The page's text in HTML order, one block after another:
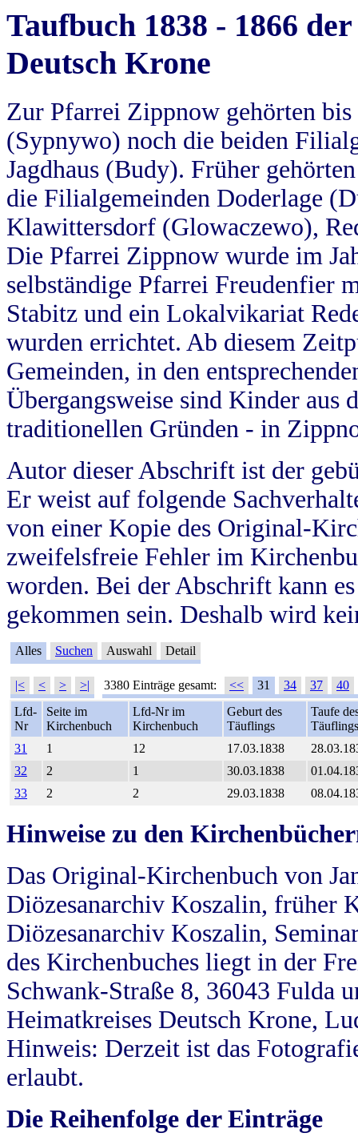
Taufbuch 1838 - 1866
Deutsch Krone
Zur Pfarrei Zippnow gehörten
(Sypnywo) noch die beiden
Jagdhaus (Budy). Früher
die Filialgemeinden Doderlage
Klawittersdorf (Glowaczewo),
Die Pfarrei Zippnow wurde im
selbständige Pfarrei Freudenfier
Stabitz und ein Lokalvikariat
wurden errichtet. Ab diesem
Gemeinden, in den
Übergangsweise sind Kinder aus
traditionellen Gründen - in
Autor dieser Abschrift ist der
Er weist auf folgende
von einer Kopie des Original-
zweifelsfreie Fehler im
worden. Bei der Abschrift kann
gekommen sein. Deshalb wird
Alles Suchen Auswahl Detail
|< < > >| 3380 Einträge gesamt: << 31 34 37
40
Lfd-
Nr
Seite im
Kirchenbuch
Lfd-Nr im
Kirchenbuch
Geburt des
Täuflings
Taufe
Täuflings
31
1 12 17.03.1838
32
2 1 30.03.1838
33
2 2 29.03.1838
Hinweise zu den
Das Original-Kirchenbuch von
Diözesanarchiv Koszalin, früher
Diözesanarchiv Koszalin,
des Kirchenbuches liegt in der
Schwank-Straße 8, 36043 Fulda
Heimatkreises Deutsch Krone,
Hinweis: Derzeit ist das
erlaubt.
Die Reihenfolge der Einträge